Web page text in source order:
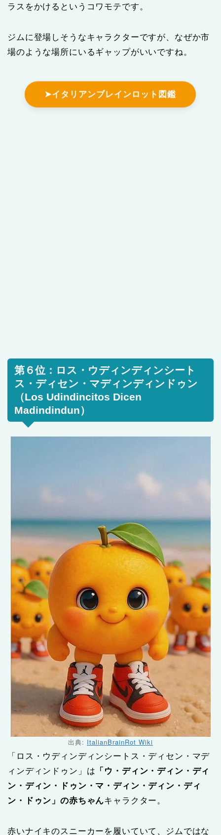
ラスをかけるというコワモテです。
ジムに登場しそうなキャラクターですが、なぜか市
場のような場所にいるギャップがいいですね。
➤イタリアンブレインロット図鑑
第６位：ロス・ウディンディンシート
ス・ディセン・マディンディンドゥン
（Los Udindincitos Dicen
Madindindun）
出典: ItalianBrainRot Wiki
「ロス・ウディンディンシートス・ディセン・マデ
ィンディンドゥン」は 「ウ・ディン・ディン・ディ
ン・ディン・ドゥン・マ・ディン・ディン・ディ
ン・ドゥン」の赤ちゃんキャラクター。
赤いナイキのスニーカーを履いていて、ジムではな